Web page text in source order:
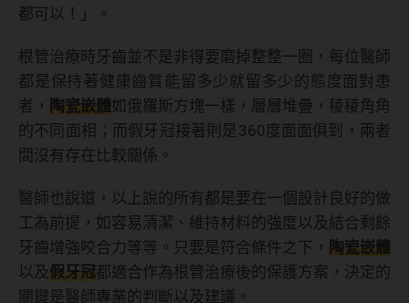
都可以！」。
根管治療時牙齒並不是非得要磨掉整整一圈，每位醫師
都是保持著健康齒質能留多少就留多少的態度面對患
者， 陶瓷嵌體如俄羅斯方塊一樣，層層堆疊，稜稜角角
的不同面相；而假牙冠接著則是360度面面俱到，兩者
間沒有存在比較關係。
醫師也說道，以上說的所有都是要在一個設計良好的做
工為前提，如容易清潔、維持材料的強度以及結合剩餘
牙齒增強咬合力等等。只要是符合條件之下， 陶瓷嵌體
以及假牙冠都適合作為根管治療後的保護方案，決定的
關鍵是醫師專業的判斷以及建議。